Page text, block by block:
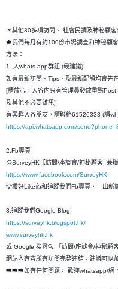
📌其他30多項訪問、 社會民調及神秘顧客
🍁我們每月有約100份市場調查和神秘顧
方法：
1. 入whats app群組 (最建議)
如有最新訪問、Tips、及最新配額均會先
[請放心，入谷內只有管理員發放重點
及其他不必要雜訊]
有興趣入谷朋友，請聯絡61526333 (請
https://api.whatsapp.com/
2.Fb專頁
@SurveyHK【訪問/座談會/神秘顧客- 兼
https://www.facebook.com/SurveyHK
💡讚好Like👍和追蹤我們Fb專頁，一出新
3.追蹤我們Google Blog
https://surveyhk.blogspot.hk/
www.surveyhk.hk
或 Google 搜尋🔍 「訪問/座談會/神秘顧
網站內有齊所有訪問完整連結，建議可以
➡➡➡如有任何問題， 歡迎whatsapp/網上